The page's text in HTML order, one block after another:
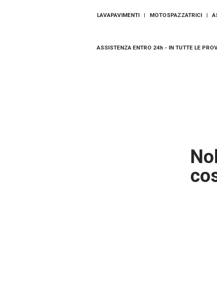
LAVAPAVIMENTI | MOTOSPAZZATRICI |
ASSISTENZA ENTRO 24h - IN TUTTE LE